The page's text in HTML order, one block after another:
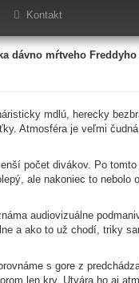
Kontakt
dávno mŕtveho Freddyho
mdlú, herecky
Atmosféra je veľmi
počet divákov. Po tomto
ale nakoniec to nebolo
audiovizuálne
a ako to už chodí, triky
s gore z
len krv. Utvára ho aj